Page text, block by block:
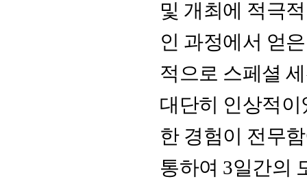
및 개최에 적극
인 과정에서 얻
적으로 스페셜
대단히 인상적
한 경험이 전무
통하여 3일간의